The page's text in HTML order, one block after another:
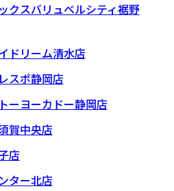
クスバリュベルシティ裾野
ドリーム清水店
スポ静岡店
ーヨーカドー静岡店
賀中央店
店
ター北店